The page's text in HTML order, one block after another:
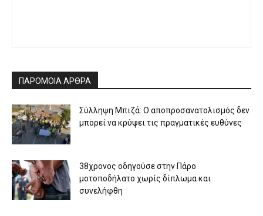
ΠΑΡΟΜΟΙΑ ΑΡΘΡΑ
Σύλληψη Μπιζά: Ο αποπροσανατολισμός δεν
μπορεί να κρύψει τις πραγματικές ευθύνες
38χρονος οδηγούσε στην Πάρο
μοτοποδήλατο χωρίς δίπλωμα και
συνελήφθη